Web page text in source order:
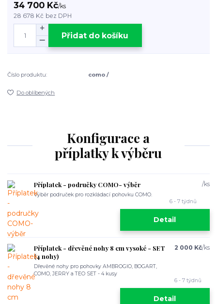
34 700 Kč/ks
28 678 Kč bez DPH
Přidat do košíku
Číslo produktu: como /
Do oblíbených
Konfigurace a
příplatky k výběru
Příplatek - područky COMO- výběr
Výběr područek pro rozkládací pohovku COMO.
/ks
6 - 7 týdnů
Detail
Příplatek - dřevěné nohy 8 cm vysoké - SET
(4 nohy)
Dřevěné nohy pro pohovky AMBROGIO, BOGART,
COMO, JERRY a TEO SET - 4 kusy
2 000 Kč/ks
6 - 7 týdnů
Detail